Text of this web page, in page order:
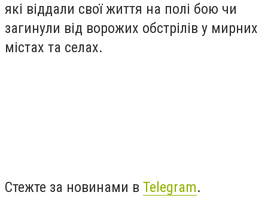
які віддали свої життя на полі бою чи
загинули від ворожих обстрілів у мирних
містах та селах.
Стежте за новинами в Telegram.